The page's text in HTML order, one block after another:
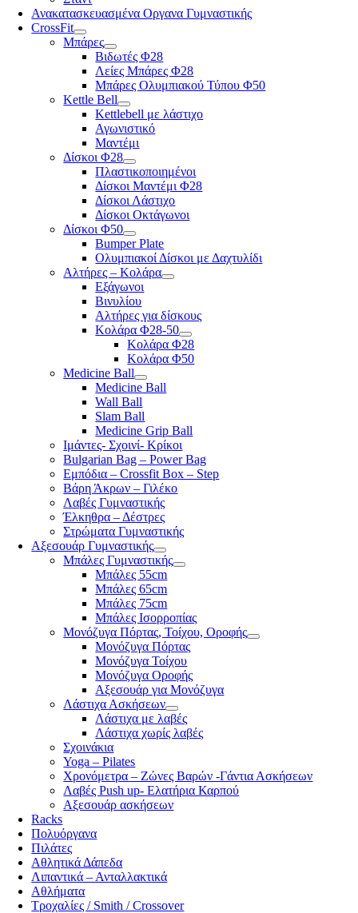
Ανακατασκευασμένα Οργανα Γυμναστικής
CrossFit
Μπάρες
Βιδωτές Φ28
Λείες Μπάρες Φ28
Μπάρες Ολυμπιακού Τύπου Φ50
Kettle Bell
Kettlebell με λάστιχο
Αγωνιστικό
Μαντέμι
Δίσκοι Φ28
Πλαστικοποιημένοι
Δίσκοι Μαντέμι Φ28
Δίσκοι Λάστιχο
Δίσκοι Οκτάγωνοι
Δίσκοι Φ50
Bumper Plate
Ολυμπιακοί Δίσκοι με Δαχτυλίδι
Αλτήρες – Κολάρα
Εξάγωνοι
Βινυλίου
Αλτήρες για δίσκους
Κολάρα Φ28-50
Κολάρα Φ28
Κολάρα Φ50
Medicine Ball
Medicine Ball
Wall Ball
Slam Ball
Medicine Grip Ball
Ιμάντες- Σχοινί- Κρίκοι
Bulgarian Bag – Power Bag
Εμπόδια – Crossfit Box – Step
Βάρη Άκρων – Γιλέκο
Λαβές Γυμναστικής
Έλκηθρα – Δέστρες
Στρώματα Γυμναστικής
Αξεσουάρ Γυμναστικής
Μπάλες Γυμναστικής
Μπάλες 55cm
Μπάλες 65cm
Μπάλες 75cm
Μπάλες Ισορροπίας
Μονόζυγα Πόρτας, Τοίχου, Οροφής
Μονόζυγα Πόρτας
Μονόζυγα Τοίχου
Μονόζυγα Οροφής
Αξεσουάρ για Μονόζυγα
Λάστιχα Ασκήσεων
Λάστιχα με λαβές
Λάστιχα χωρίς λαβές
Σχοινάκια
Yoga – Pilates
Χρονόμετρα – Ζώνες Βαρών -Γάντια Ασκήσεων
Λαβές Push up- Ελατήρια Καρπού
Αξεσουάρ ασκήσεων
Racks
Πολυόργανα
Πιλάτες
Αθλητικά Δάπεδα
Λιπαντικά – Ανταλλακτικά
Αθλήματα
Τροχαλίες / Smith / Crossover